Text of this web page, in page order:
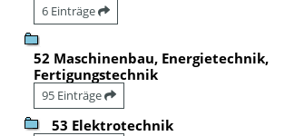
6 Einträge
52 Maschinenbau, Energietechnik,
Fertigungstechnik
95 Einträge
53 Elektrotechnik